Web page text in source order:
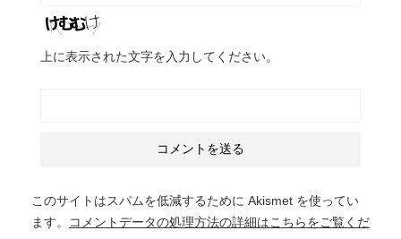
上に表示された文字を入力してください。
このサイトはスパムを低減するために Akismet を使ってい
ます。
コメントデータの処理方法の詳細はこちらをご覧くだ